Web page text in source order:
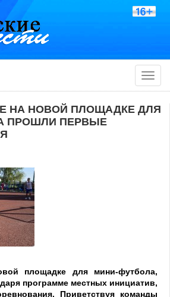
Toggle
НА НОВОЙ ПЛОЩАДКЕ ДЛЯ
ПРОШЛИ ПЕРВЫЕ
площадке для мини-футбола,
программе местных инициатив,
Приветствуя команды